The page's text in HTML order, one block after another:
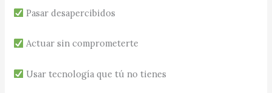
Pasar desapercibidos
Actuar sin comprometerte
Usar tecnología que tú no tienes